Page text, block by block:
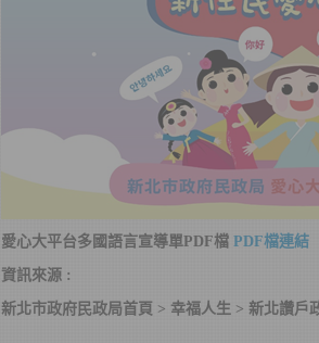
愛心大平台多國語言宣導單PDF檔 PDF檔連結
資訊來源 :
新北市政府民政局首頁 > 幸福人生 > 新北讚